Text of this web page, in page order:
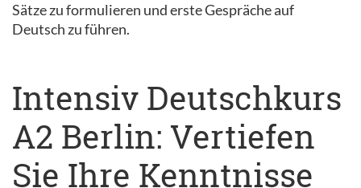
Sätze zu formulieren und erste Gespräche auf
Deutsch zu führen.
Intensiv Deutschkurs
A2 Berlin: Vertiefen
Sie Ihre Kenntnisse